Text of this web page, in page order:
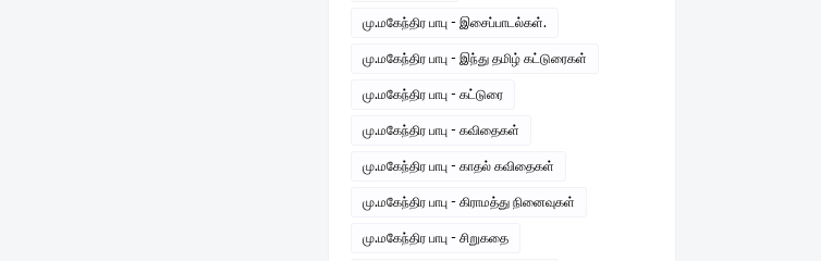
மு.மகேந்திர பாபு - இசைப்பாடல்கள்.
மு.மகேந்திர பாபு - இந்து தமிழ் கட்டுரைகள்
மு.மகேந்திர பாபு - கட்டுரை
மு.மகேந்திர பாபு - கவிதைகள்
மு.மகேந்திர பாபு - காதல் கவிதைகள்
மு.மகேந்திர பாபு - கிராமத்து நினைவுகள்
மு.மகேந்திர பாபு - சிறுகதை